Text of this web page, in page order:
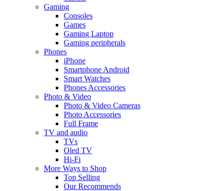
Gaming
Consoles
Games
Gaming Laptop
Gaming peripherals
Phones
iPhone
Smartphone Android
Smart Watches
Phones Accessories
Photo & Video
Photo & Video Cameras
Photo Accessories
Full Frame
TV and audio
TVs
Oled TV
Hi-Fi
More Ways to Shop
Top Selling
Our Recommends